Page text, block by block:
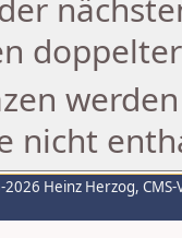
nicht
Heinz Herzog,